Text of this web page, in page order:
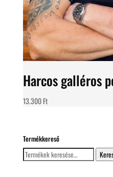
Harcos galléros
13.300Ft
Termékkereső
Keresés
a